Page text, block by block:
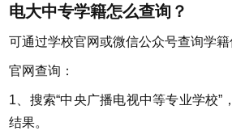
电大中专学籍怎么查询？
可通过学校官网或微信公众号查询学籍
官网查询：
1、搜索“中央广播电视中等专业学校”
结果。